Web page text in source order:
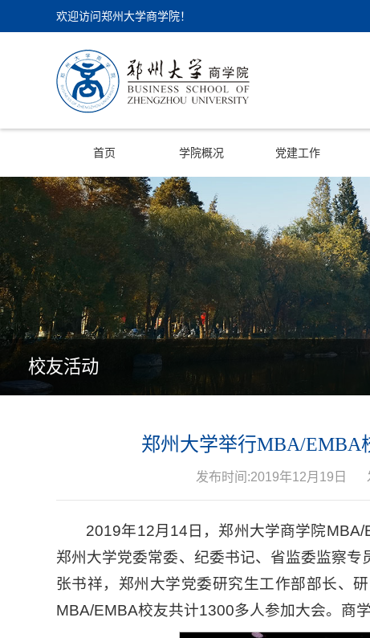
欢迎访问郑州大学商学院！
首页 学院概况 党建工作
校友活动
郑州大学举行MBA/EMBA
发布时间:2019年12月19日
2019年12月14日，郑州大学商学院MBA/
郑州大学党委常委、纪委书记、省监委监察
张书祥，郑州大学党委研究生工作部部长、
MBA/EMBA校友共计1300多人参加大会。商